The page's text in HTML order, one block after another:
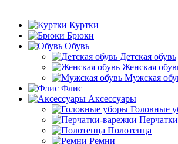
Куртки
Брюки
Обувь
Детская обувь
Женская
Мужская
Флис
Аксессуары
Головные
Полотенца
Ремни